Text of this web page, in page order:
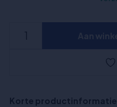
Korte productinformatie